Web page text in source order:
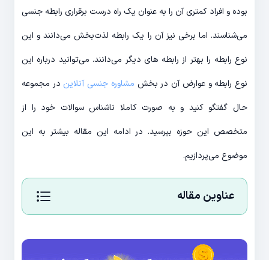
بوده و افراد کمتری آن را به عنوان یک راه درست برقراری رابطه جنسی
می‌شناسند. اما برخی نیز آن را یک رابطه لذت‌بخش می‌دانند و این
نوع رابطه را بهتر از رابطه های دیگر می‌دانند. می‌توانید درباره این
نوع رابطه و عوارض آن در بخش مشاوره جنسی آنلاین در مجموعه
حال گفتگو کنید و به صورت کاملا ناشناس سوالات خود را از
متخصص این حوزه بپرسید. در ادامه این مقاله بیشتر به این
موضوع می‌‍‌پردازیم.
عناوین مقاله